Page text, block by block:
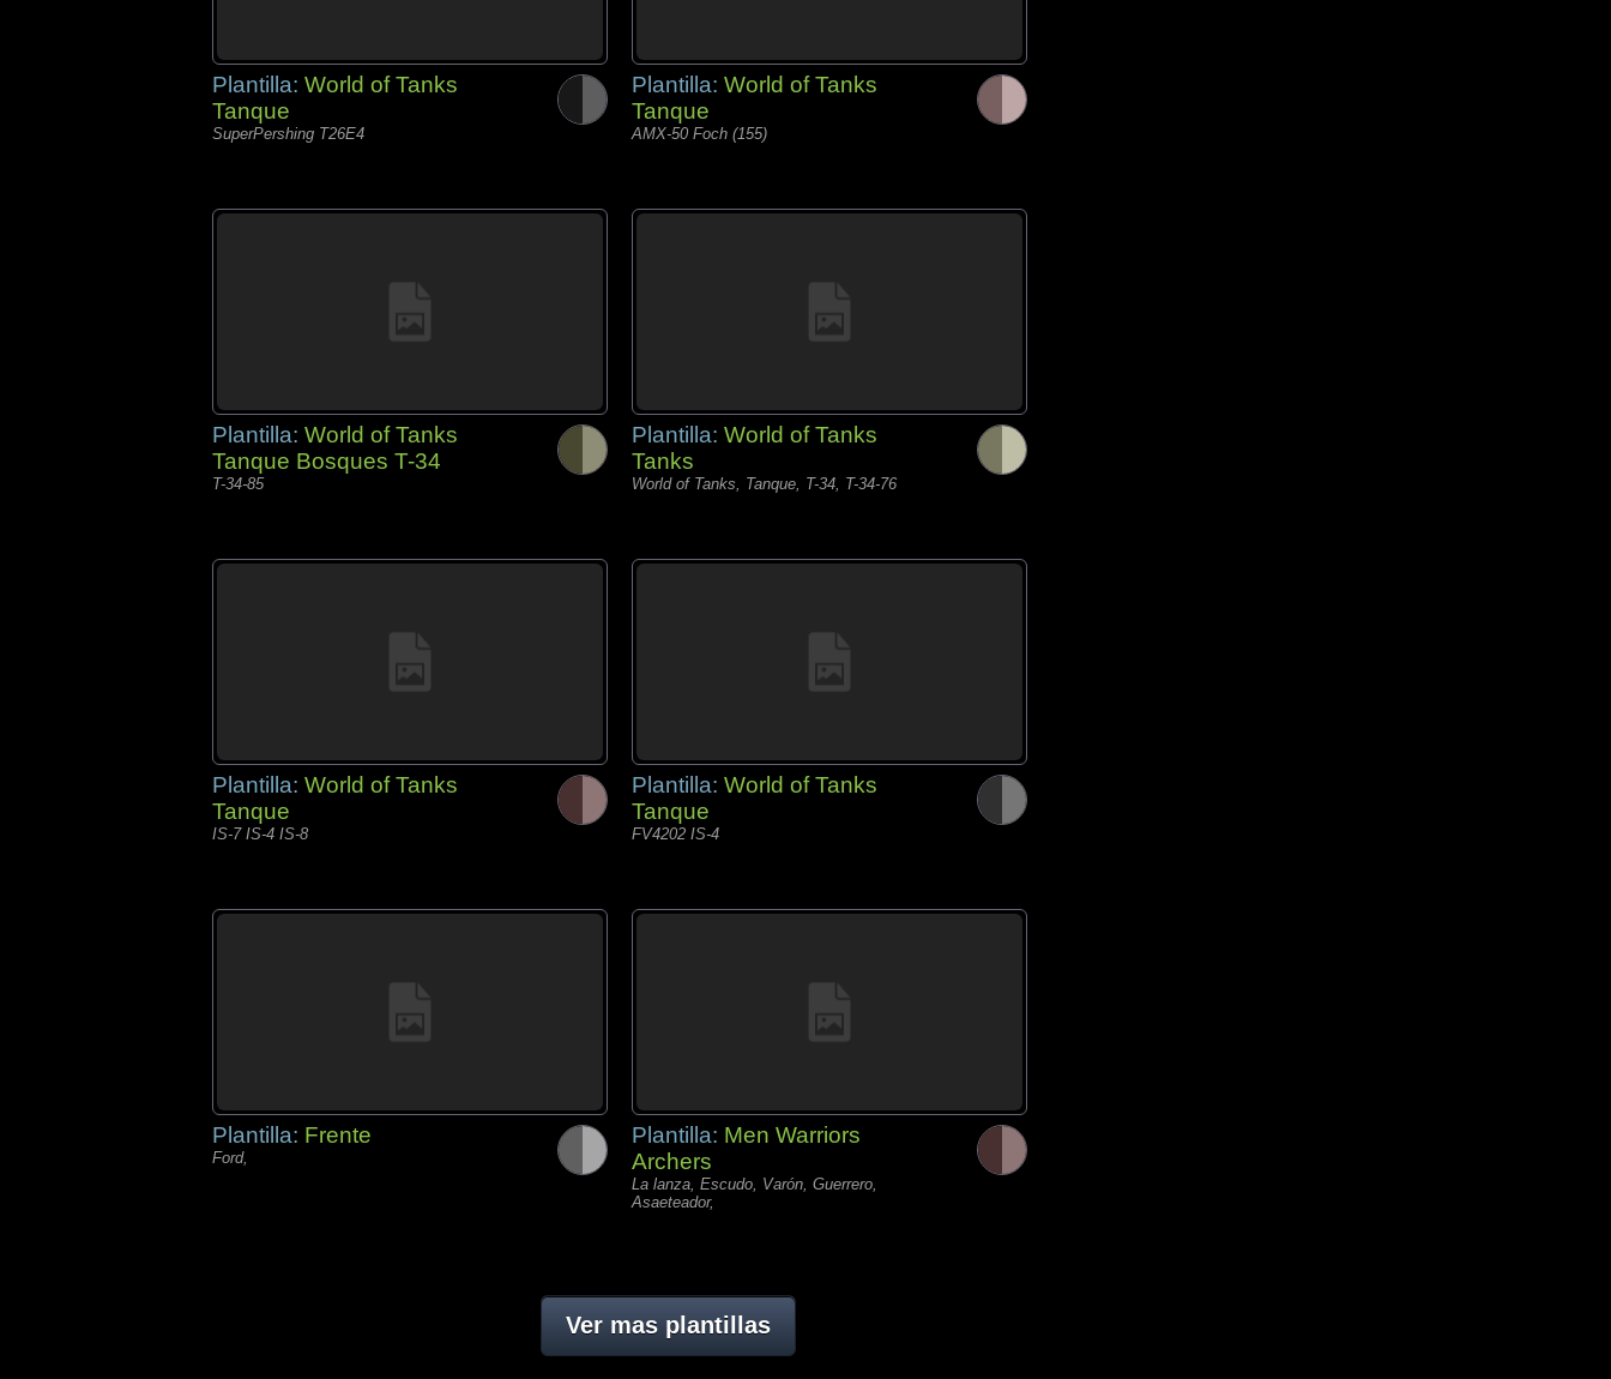
Plantilla: World of Tanks
Tanque
SuperPershing T26E4
Plantilla: World of Tanks
Tanque
AMX-50 Foch (155)
Plantilla: World of Tanks
Tanque Bosques T-34
T-34-85
Plantilla: World of Tanks
Tanks
World of Tanks, Tanque, T-34, T-34-76
Plantilla: World of Tanks
Tanque
IS-7 IS-4 IS-8
Plantilla: World of Tanks
Tanque
FV4202 IS-4
Plantilla: Frente
Ford,
Plantilla: Men Warriors
Archers
La lanza, Escudo, Varón, Guerrero,
Asaeteador,
Ver mas plantillas